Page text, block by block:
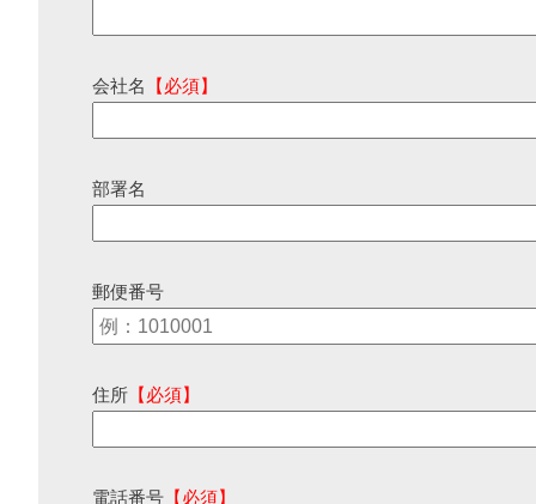
会社名 【必須】
部署名
郵便番号
住所 【必須】
電話番号 【必須】